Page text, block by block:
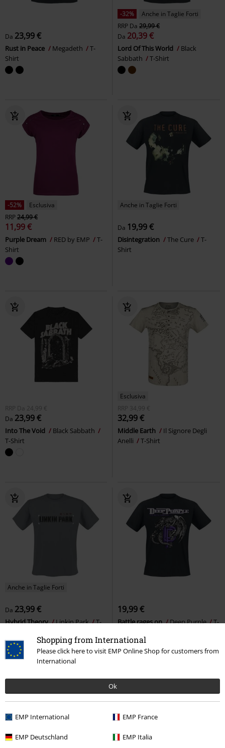
Shopping from International
Please click here to visit EMP Online Shop for customers from
International
Ok
EMP International EMP France
EMP Deutschland EMP Italia
Da 23,99 €
Rust in Peace Megadeth
T-
Shirt
-32%
Anche in Taglie Forti
RRP Da 29,99 €
Da 20,39 €
Lord Of This World
Black
Sabbath
T-Shirt
-52%
Esclusiva
RRP24,99 €
11,99 €
Purple Dream RED by EMP
T-
Shirt
Anche in Taglie Forti
Da 19,99 €
Disintegration The Cure
T-
Shirt
RRP Da 24,99 €
Da 23,99 €
Into The Void
Black Sabbath
T-Shirt
Esclusiva
RRP
34,99 €
32,99 €
Middle Earth
Il Signore Degli
Anelli
T-Shirt
Anche in Taglie Forti
Da 23,99 €
Hybrid Theory Linkin Park
T-
19,99 €
Battle rages on Deep Purple
T-